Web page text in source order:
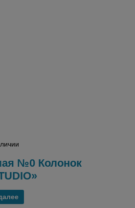
№0 Колонок